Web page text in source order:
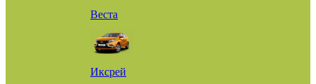
Веста
Иксрей